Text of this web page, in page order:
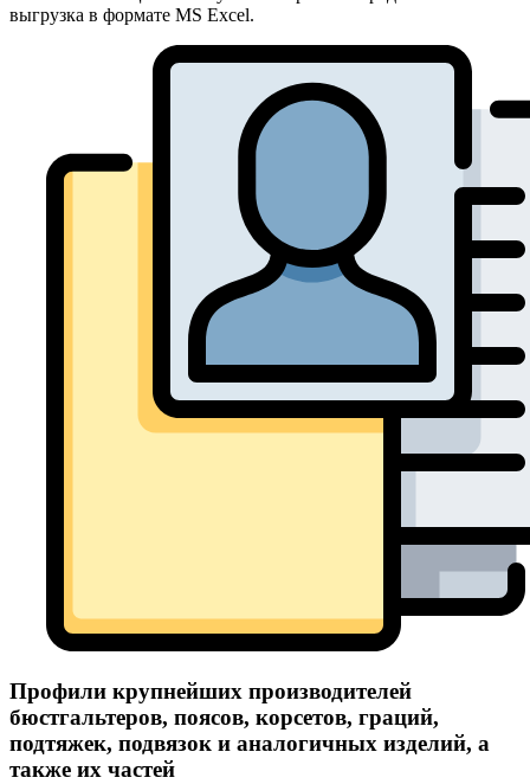
выгрузка в формате MS Excel.
Профили крупнейших производителей
бюстгальтеров, поясов, корсетов, граций,
подтяжек, подвязок и аналогичных изделий, а
также их частей